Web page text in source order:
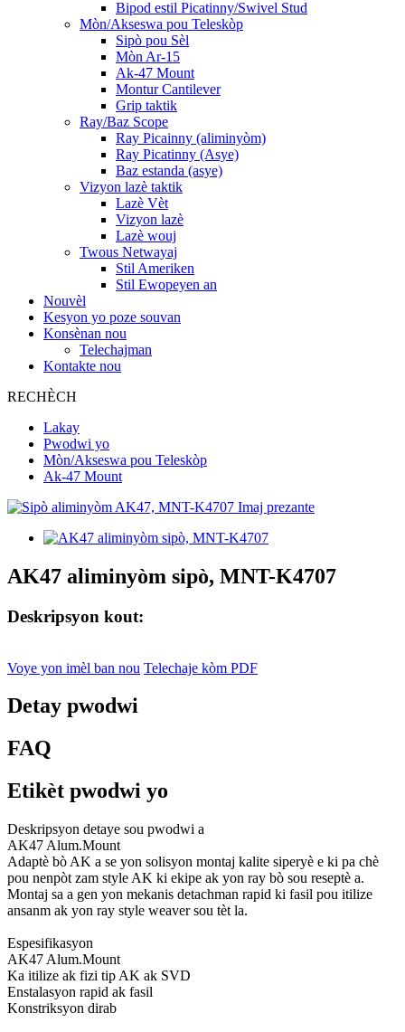
Bipod estil Picatinny/Swivel Stud
Mòn/Akseswa pou Teleskòp
Sipò pou Sèl
Mòn Ar-15
Ak-47 Mount
Montur Cantilever
Grip taktik
Ray/Baz Scope
Ray Picainny (aliminyòm)
Ray Picatinny (Asye)
Baz estanda (asye)
Vizyon lazè taktik
Lazè Vèt
Vizyon lazè
Lazè wouj
Twous Netwayaj
Stil Ameriken
Stil Ewopeyen an
Nouvèl
Kesyon yo poze souvan
Konsènan nou
Telechajman
Kontakte nou
RECHÈCH
Lakay
Pwodwi yo
Mòn/Akseswa pou Teleskòp
Ak-47 Mount
AK47 aliminyòm sipò, MNT-K4707
Deskripsyon kout:
Voye yon imèl ban nou Telechaje kòm PDF
Detay pwodwi
FAQ
Etikèt pwodwi yo
Deskripsyon detaye sou pwodwi a
AK47 Alum.Mount
Adaptè bò AK a se yon solisyon montaj kalite siperyè e ki pa chè
pou nenpòt zam style AK ki ekipe ak yon ray bò sou reseptè a.
Montaj sa a gen yon mekanis detachman rapid ki fasil pou itilize
ansanm ak yon ray style weaver sou tèt la.
Espesifikasyon
AK47 Alum.Mount
Ka itilize ak fizi tip AK ak SVD
Enstalasyon rapid ak fasil
Konstriksyon dirab